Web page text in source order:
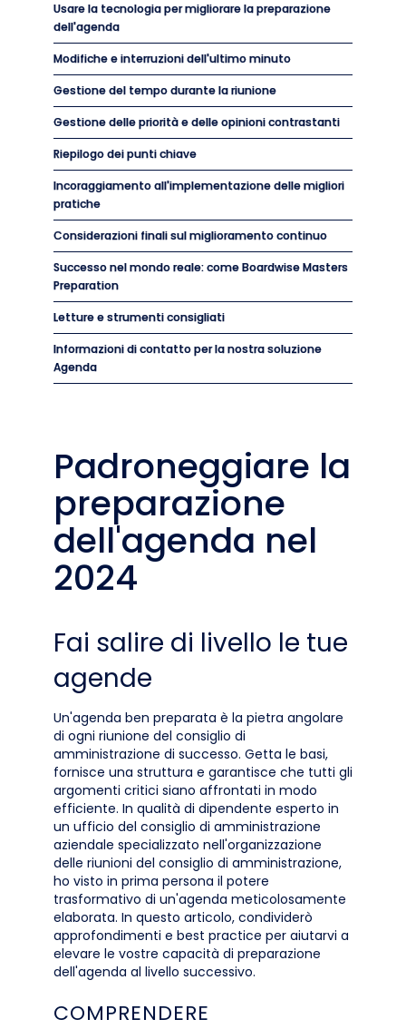
Usare la tecnologia per migliorare la preparazione
dell'agenda
Modifiche e interruzioni dell'ultimo minuto
Gestione del tempo durante la riunione
Gestione delle priorità e delle opinioni contrastanti
Riepilogo dei punti chiave
Incoraggiamento all'implementazione delle migliori
pratiche
Considerazioni finali sul miglioramento continuo
Successo nel mondo reale: come Boardwise Masters
Preparation
Letture e strumenti consigliati
Informazioni di contatto per la nostra soluzione
Agenda
Padroneggiare la
preparazione
dell'agenda nel
2024
Fai salire di livello le tue
agende
Un'agenda ben preparata è la pietra angolare
di ogni riunione del consiglio di
amministrazione di successo. Getta le basi,
fornisce una struttura e garantisce che tutti gli
argomenti critici siano affrontati in modo
efficiente. In qualità di dipendente esperto in
un ufficio del consiglio di amministrazione
aziendale specializzato nell'organizzazione
delle riunioni del consiglio di amministrazione,
ho visto in prima persona il potere
trasformativo di un'agenda meticolosamente
elaborata. In questo articolo, condividerò
approfondimenti e best practice per aiutarvi a
elevare le vostre capacità di preparazione
dell'agenda al livello successivo.
COMPRENDERE